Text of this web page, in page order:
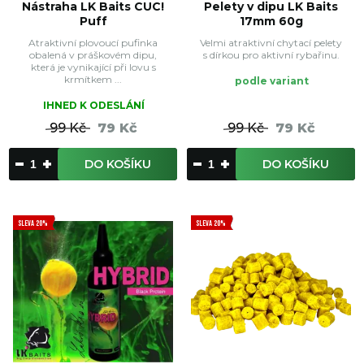
Nástraha LK Baits CUC!
Puff
Atraktivní plovoucí pufinka
obalená v práškovém dipu,
která je vynikající při lovu s
krmítkem ...
IHNED K ODESLÁNÍ
99 Kč 79 Kč
DO KOŠÍKU
Pelety v dipu LK Baits
17mm 60g
Velmi atraktivní chytací pelety
s dírkou pro aktivní rybařinu.
podle variant
99 Kč 79 Kč
DO KOŠÍKU
SLEVA 20% SLEVA 20%